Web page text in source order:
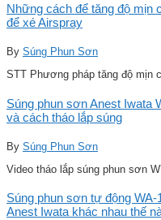
Những cách để tăng độ mịn
để xé Airspray
By Súng Phun Sơn
STT Phương pháp tăng độ mịn
Súng phun sơn Anest Iwata
và cách tháo lắp súng
By Súng Phun Sơn
Video tháo lắp súng phun sơn
Súng phun sơn tự động
Anest Iwata khác nhau thế